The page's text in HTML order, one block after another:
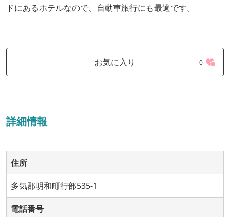
ドにあるホテルなので、自動車旅行にも最適です。
お気に入り 0
詳細情報
住所
多気郡明和町行部535-1
電話番号